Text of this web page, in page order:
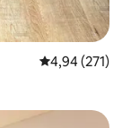
4,94 de uma
4,94 (271)